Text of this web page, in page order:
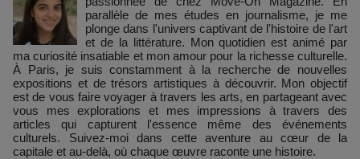
parallèle de mes études en journalisme, je me
plonge dans l'univers captivant de l'histoire de l'art
et de la littérature. Mon quotidien est animé par
ma curiosité insatiable et mon amour pour la richesse culturelle.
À Paris, je suis constamment à la recherche de nouvelles
expositions et de trésors artistiques à découvrir. Mon objectif
est de vous faire voyager à travers les arts, en partageant avec
vous mes explorations et mes impressions à travers des
articles qui capturent l'essence même des événements
culturels. Suivez-moi dans cette aventure au cœur de la
capitale et au-delà, où chaque œuvre raconte une histoire.